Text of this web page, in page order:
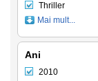
Thriller
Mai mult...
Ani
2010